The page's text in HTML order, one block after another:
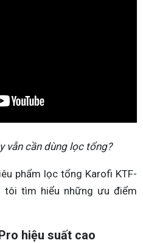
vẫn cần dùng lọc tổng?
phẩm lọc tổng Karofi KTF-
tôi tìm hiểu những ưu điểm
hiệu suất cao